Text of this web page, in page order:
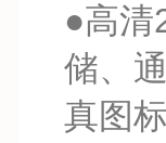
●高清
储、
真图